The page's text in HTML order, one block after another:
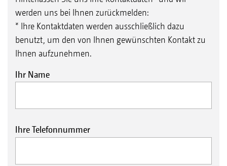
werden uns bei Ihnen zurückmelden:
* Ihre Kontaktdaten werden ausschließlich dazu
benutzt, um den von Ihnen gewünschten Kontakt zu
Ihnen aufzunehmen.
Ihr Name
Ihre Telefonnummer